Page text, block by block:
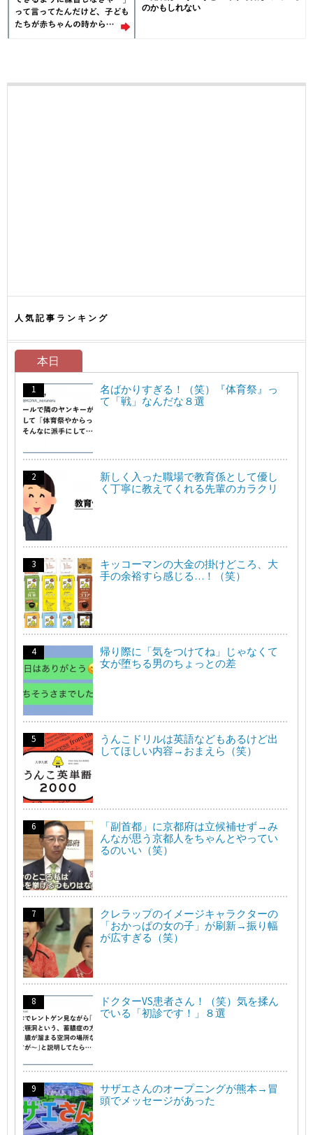
のかもしれない
人気記事ランキング
本日
名ばかりすぎる！（笑）『体育祭』っ
て「戦」なんだな８選
新しく入った職場で教育係として優し
く丁寧に教えてくれる先輩のカラクリ
キッコーマンの大金の掛けどころ、大
手の余裕すら感じる…！（笑）
帰り際に「気をつけてね」じゃなくて
女が堕ちる男のちょっとの差
うんこドリルは英語などもあるけど出
してほしい内容→おまえら（笑）
「副首都」に京都府は立候補せず→み
んなが思う京都人をちゃんとやってい
るのいい（笑）
クレラップのイメージキャラクターの
「おかっぱの女の子」が刷新→振り幅
が広すぎる（笑）
ドクターVS患者さん！（笑）気を揉ん
でいる「初診です！」８選
サザエさんのオープニングが熊本→冒
頭でメッセージがあった